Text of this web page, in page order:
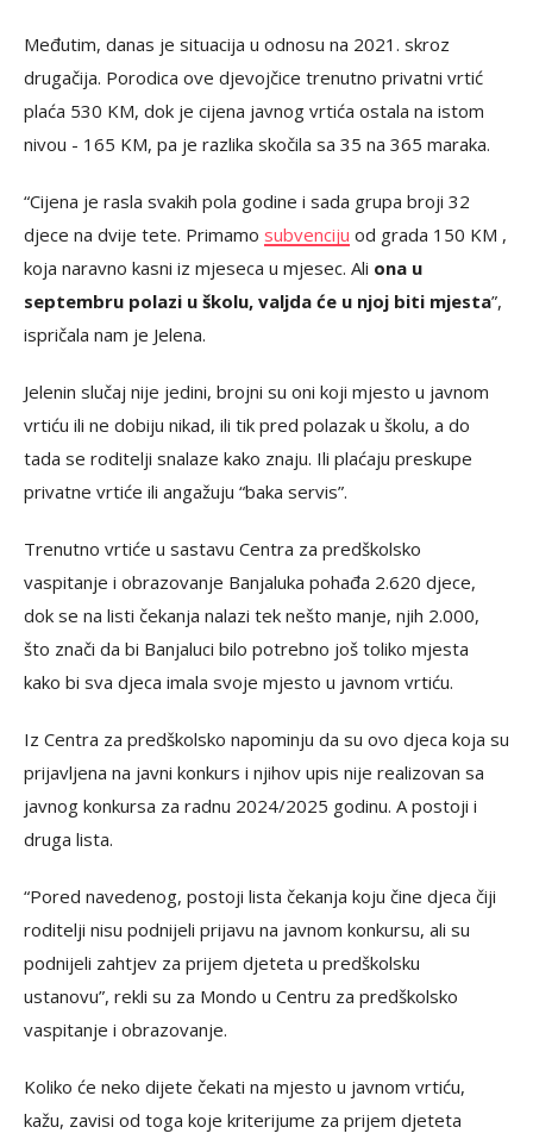
Međutim, danas je situacija u odnosu na 2021. skroz
drugačija. Porodica ove djevojčice trenutno privatni vrtić
plaća 530 KM, dok je cijena javnog vrtića ostala na istom
nivou - 165 KM, pa je razlika skočila sa 35 na 365 maraka.
“Cijena je rasla svakih pola godine i sada grupa broji 32
djece na dvije tete. Primamo subvenciju od grada 150 KM ,
koja naravno kasni iz mjeseca u mjesec. Ali ona u
septembru polazi u školu, valjda će u njoj biti mjesta”,
ispričala nam je Jelena.
Jelenin slučaj nije jedini, brojni su oni koji mjesto u javnom
vrtiću ili ne dobiju nikad, ili tik pred polazak u školu, a do
tada se roditelji snalaze kako znaju. Ili plaćaju preskupe
privatne vrtiće ili angažuju “baka servis”.
Trenutno vrtiće u sastavu Centra za predškolsko
vaspitanje i obrazovanje Banjaluka pohađa 2.620 djece,
dok se na listi čekanja nalazi tek nešto manje, njih 2.000,
što znači da bi Banjaluci bilo potrebno još toliko mjesta
kako bi sva djeca imala svoje mjesto u javnom vrtiću.
Iz Centra za predškolsko napominju da su ovo djeca koja su
prijavljena na javni konkurs i njihov upis nije realizovan sa
javnog konkursa za radnu 2024/2025 godinu. A postoji i
druga lista.
“Pored navedenog, postoji lista čekanja koju čine djeca čiji
roditelji nisu podnijeli prijavu na javnom konkursu, ali su
podnijeli zahtjev za prijem djeteta u predškolsku
ustanovu”, rekli su za Mondo u Centru za predškolsko
vaspitanje i obrazovanje.
Koliko će neko dijete čekati na mjesto u javnom vrtiću,
kažu, zavisi od toga koje kriterijume za prijem djeteta